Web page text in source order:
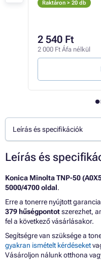
Raktáron > 20 db
2 540 Ft
2 000 Ft Áfa nélkül
Leírás és specifikációk
Leírás és
Konica Minolta TNP-50
5000/4700 oldal.
Erre a tonerre nyújtott
379 hűségpontotszerezhet,
fel a következő vásárlásakor.
Segítségre van szüksége a
gyakran ismételt kérdéseket
Vásároljon nálunk otthona